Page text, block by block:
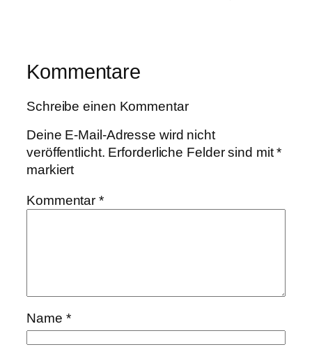
Kommentare
Schreibe einen Kommentar
Deine E-Mail-Adresse wird nicht
veröffentlicht. Erforderliche Felder sind mit*
markiert
Kommentar*
Name *